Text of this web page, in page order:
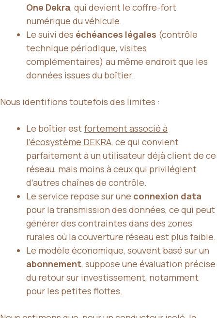
One Dekra, qui devient le coffre-fort
numérique du véhicule.
Le suivi des échéances légales (contrôle
technique périodique, visites
complémentaires) au même endroit que les
données issues du boîtier.
Nous identifions toutefois des limites :
Le boîtier est fortement associé à
l’écosystème DEKRA, ce qui convient
parfaitement à un utilisateur déjà client de ce
réseau, mais moins à ceux qui privilégient
d’autres chaînes de contrôle.
Le service repose sur une connexion data
pour la transmission des données, ce qui peut
générer des contraintes dans des zones
rurales où la couverture réseau est plus faible.
Le modèle économique, souvent basé sur un
abonnement, suppose une évaluation précise
du retour sur investissement, notamment
pour les petites flottes.